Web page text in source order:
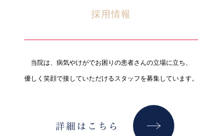
採用情報
当院は、病気やけがでお困りの患者さんの立場に立ち、
優しく笑顔で接していただけるスタッフを募集しています。